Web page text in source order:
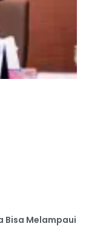
Bisa Melampaui